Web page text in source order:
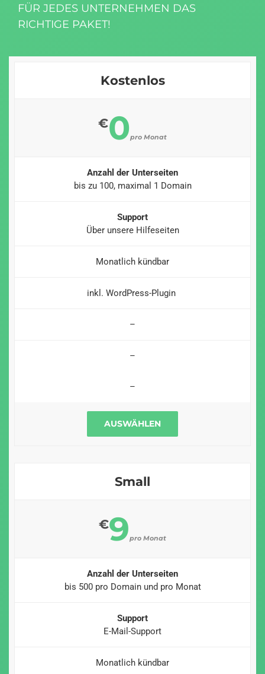
FÜR JEDES UNTERNEHMEN DAS
RICHTIGE PAKET!
Kostenlos
€0pro Monat
Anzahl der Unterseiten
bis zu 100, maximal 1 Domain
Support
Über unsere Hilfeseiten
Monatlich kündbar
inkl. WordPress-Plugin
–
–
–
AUSWÄHLEN
Small
€9pro Monat
Anzahl der Unterseiten
bis 500 pro Domain und pro Monat
Support
E-Mail-Support
Monatlich kündbar